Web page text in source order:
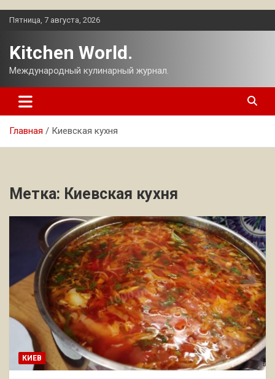
Перейти
Пятница, 7 августа, 2026
Kitchen World.
Международный кулинарный журнал.
Главная Киевская кухня
Метка: Киевская кухня
КИЕВ